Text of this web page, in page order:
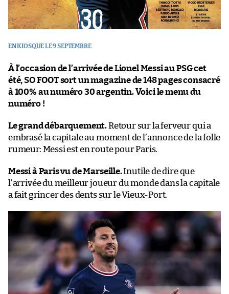
EN KIOSQUE LE 9 SEPTEMBRE
À l’occasion de l’arrivée de Lionel Messi au PSG cet
été, SO FOOT sort un magazine de 148 pages consacré
à 100% au numéro 30 argentin. Voici le menu du
numéro !
Le grand débarquement.Retour sur la ferveur qui a
embrasé la capitale au moment de l’annonce de la folle
rumeur: Messi est en route pour Paris.
Messi à Paris vu de Marseille.Inutile de dire que
l’arrivée du meilleur joueur du monde dans la capitale
a fait grincer des dents sur le Vieux-Port.